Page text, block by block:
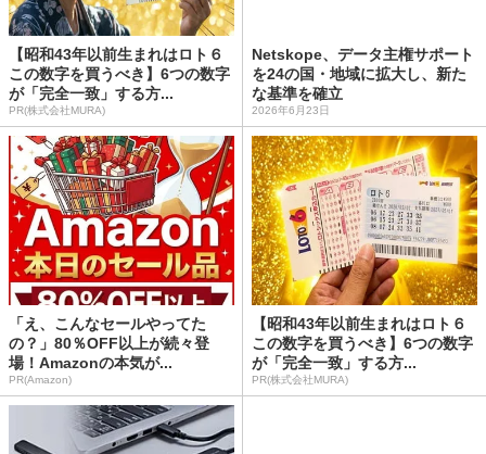
【昭和43年以前生まれはロト６
この数字を買うべき】6つの数字
が「完全一致」する方...
PR(株式会社MURA)
Netskope、データ主権サポート
を24の国・地域に拡大し、新た
な基準を確立
2026年6月23日
「え、こんなセールやってた
の？」80％OFF以上が続々登
場！Amazonの本気が...
PR(Amazon)
【昭和43年以前生まれはロト６
この数字を買うべき】6つの数字
が「完全一致」する方...
PR(株式会社MURA)